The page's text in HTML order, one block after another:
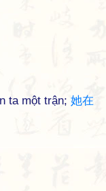
ta một trận; 她在